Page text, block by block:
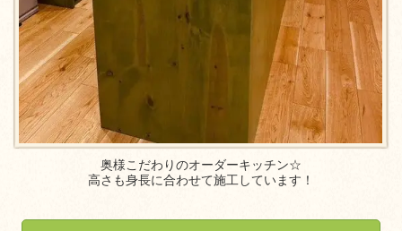
奥様こだわりのオーダーキッチン☆
高さも身長に合わせて施工しています！